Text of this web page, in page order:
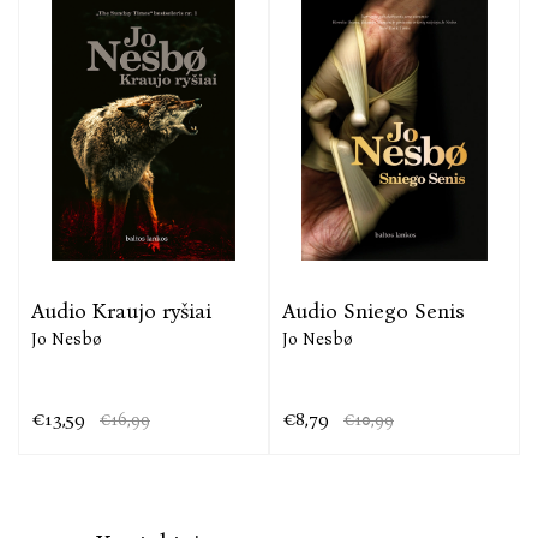
Audio Kraujo ryšiai
Jo Nesbø
€13,59 €16,99
Audio Sniego Senis
Jo Nesbø
€8,79 €10,99